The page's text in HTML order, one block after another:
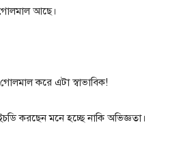
আছে।
করে এটা স্বাভাবিক!
করছেন মনে হচ্ছে নাকি অভিজ্ঞতা।